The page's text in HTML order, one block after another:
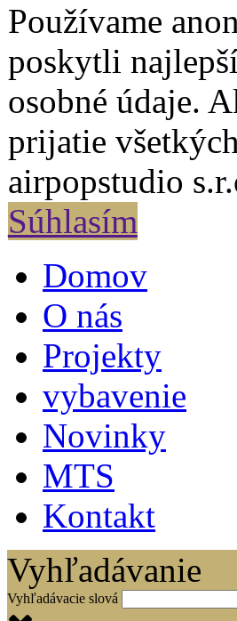
Používame
poskytli
osobné údaje.
prijatie
airpopstudio
Súhlasím
Domov
O nás
Projekty
vybavenie
Novinky
MTS
Kontakt
Vyhľadávanie
Vyhľadávacie slová